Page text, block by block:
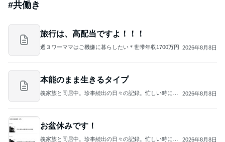
#共働き
旅行は、高配当ですよ！！！
週３ワーママはご機嫌に暮らしたい＊世帯年収1700万円 2026年8月8日
本能のまま生きるタイプ
義家族と同居中。珍事続出の日々の記録。忙しい時には
2026年8月8日
お盆休みです！
義家族と同居中。珍事続出の日々の記録。忙しい時には
2026年8月8日